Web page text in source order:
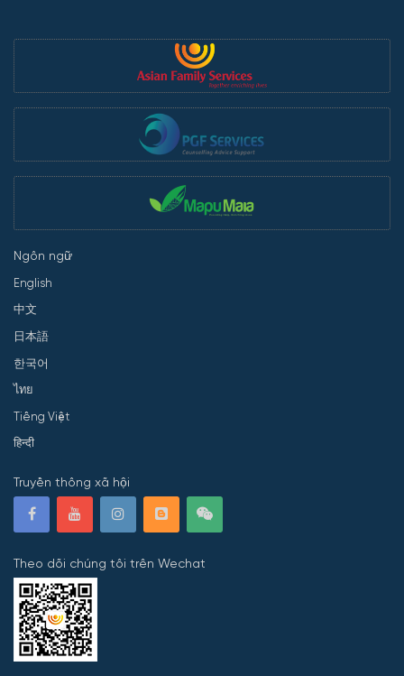
Ngôn ngữ
English
中文
日本語
한국어
ไทย
Tiếng Việt
हिन्दी
Truyền thông xã hội
Theo dõi chúng tôi trên Wechat